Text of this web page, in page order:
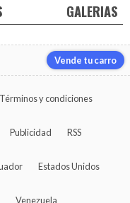
GALERIAS
Vende tu carro
Términos y condiciones
Publicidad RSS
Estados Unidos
Venezuela